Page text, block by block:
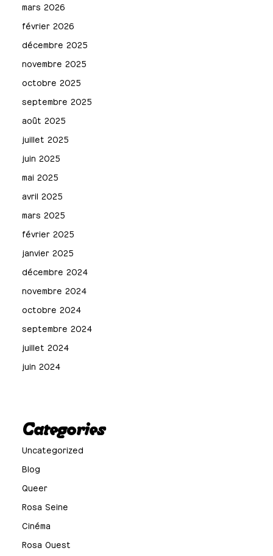
mars 2026
février 2026
décembre 2025
novembre 2025
octobre 2025
septembre 2025
août 2025
juillet 2025
juin 2025
mai 2025
avril 2025
mars 2025
février 2025
janvier 2025
décembre 2024
novembre 2024
octobre 2024
septembre 2024
juillet 2024
juin 2024
Categories
Uncategorized
Blog
Queer
Rosa Seine
Cinéma
Rosa Ouest